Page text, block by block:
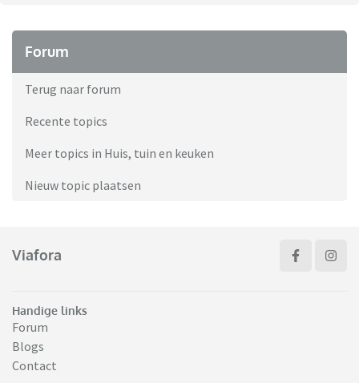
Forum
Terug naar forum
Recente topics
Meer topics in Huis, tuin en keuken
Nieuw topic plaatsen
Viafora
Handige links
Forum
Blogs
Contact